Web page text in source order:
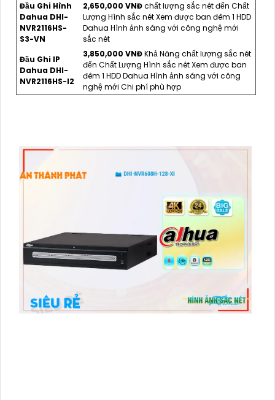
Đầu Ghi Hình
Dahua DHI-
NVR2116HS-
S3-VN
2,650,000 VNĐchất lượng sắc nét đến Chất
Lượng Hình sắc nét Xem được ban đêm 1 HDD
Dahua Hình ảnh sáng với công nghệ mới
sắc nét
Đầu Ghi IP
Dahua DHI-
NVR2116HS-I2
3,850,000 VNĐKhả Năng chất lượng sắc nét
đến Chất Lượng Hình sắc nét Xem được ban
đêm 1 HDD Dahua Hình ảnh sáng với công
nghệ mới Chi phí phù hợp